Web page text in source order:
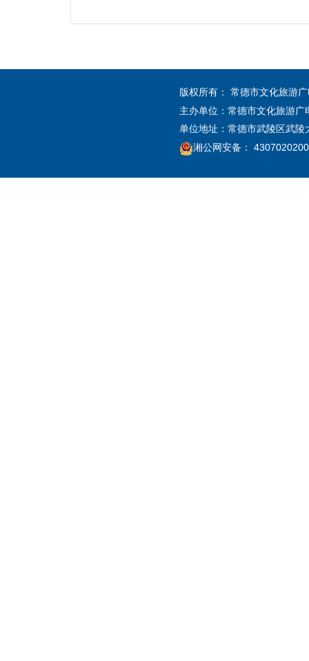
版权所有： 常德市文化旅游
主办单位：常德市文化旅游
单位地址：常德市武陵区武
湘公网安备：